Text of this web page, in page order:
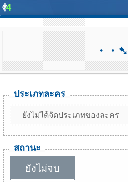
・・➷
ประเภทละคร
ยังไม่ได้จัดประเภทของละคร
สถานะ
ยังไม่จบ